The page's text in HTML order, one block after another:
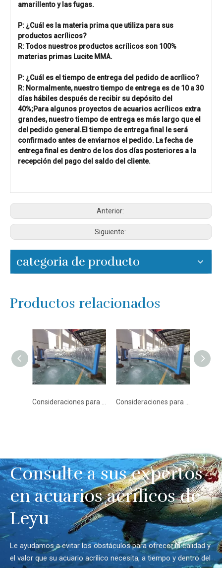
amarillento y las fugas.
P: ¿Cuál es la materia prima que utiliza para sus
productos acrílicos?
R: Todos nuestros productos acrílicos son 100%
materias primas Lucite MMA.
P: ¿Cuál es el tiempo de entrega del pedido de acrílico?
R: Normalmente, nuestro tiempo de entrega es de 10 a 30
días hábiles después de recibir su depósito del
40%;Para algunos proyectos de acuarios acrílicos extra
grandes, nuestro tiempo de entrega es más largo que el
del pedido general.El tiempo de entrega final le será
confirmado antes de enviarnos el pedido. La fecha de
entrega final es dentro de los dos días posteriores a la
recepción del pago del saldo del cliente.
Anterior:
Siguiente:
categoria de producto
Productos relacionados
Consulte a sus expertos
en acuarios acrílicos de
Leyu
Le ayudamos a evitar los obstáculos para ofrecer la calidad y
el valor que su acuario acrílico necesita, a tiempo y dentro del